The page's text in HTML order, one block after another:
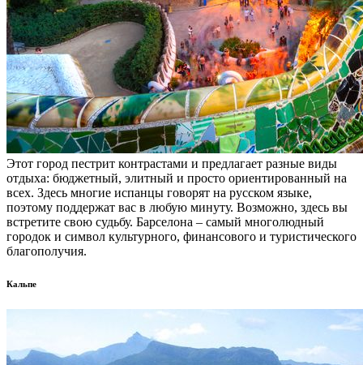
Этот город пестрит контрастами и предлагает разные виды
отдыха: бюджетный, элитный и просто ориентированный на
всех. Здесь многие испанцы говорят на русском языке,
поэтому поддержат вас в любую минуту. Возможно, здесь вы
встретите свою судьбу. Барселона – самый многолюдный
городок и символ культурного, финансового и туристического
благополучия.
Кальпе